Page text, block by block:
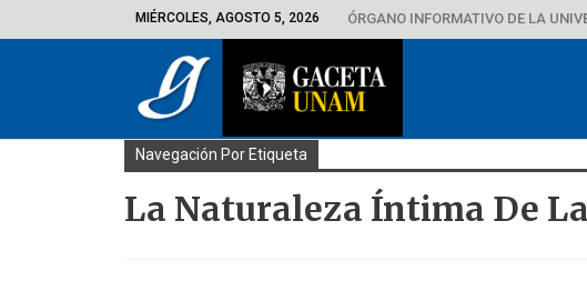
MIÉRCOLES, AGOSTO 5, 2026 ÓRGANO INFORMATIVO DE LA
Navegación Por Etiqueta
La Naturaleza Íntima De